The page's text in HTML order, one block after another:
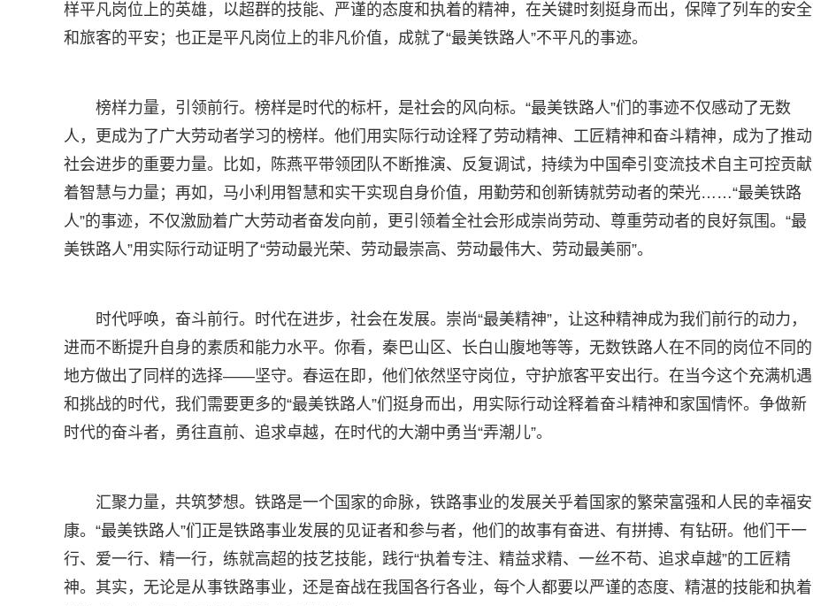
样平凡岗位上的英雄，以超群的技能、严谨的态度和执着的精神，在关键时刻挺身而出，保障了列车的安全
和旅客的平安；也正是平凡岗位上的非凡价值，成就了“最美铁路人”不平凡的事迹。
榜样力量，引领前行。榜样是时代的标杆，是社会的风向标。“最美铁路人”们的事迹不仅感动了无数
人，更成为了广大劳动者学习的榜样。他们用实际行动诠释了劳动精神、工匠精神和奋斗精神，成为了推动
社会进步的重要力量。比如，陈燕平带领团队不断推演、反复调试，持续为中国牵引变流技术自主可控贡献
着智慧与力量；再如，马小利用智慧和实干实现自身价值，用勤劳和创新铸就劳动者的荣光……“最美铁路
人”的事迹，不仅激励着广大劳动者奋发向前，更引领着全社会形成崇尚劳动、尊重劳动者的良好氛围。“最
美铁路人”用实际行动证明了“劳动最光荣、劳动最崇高、劳动最伟大、劳动最美丽”。
时代呼唤，奋斗前行。时代在进步，社会在发展。崇尚“最美精神”，让这种精神成为我们前行的动力，
进而不断提升自身的素质和能力水平。你看，秦巴山区、长白山腹地等等，无数铁路人在不同的岗位不同的
地方做出了同样的选择——坚守。春运在即，他们依然坚守岗位，守护旅客平安出行。在当今这个充满机遇
和挑战的时代，我们需要更多的“最美铁路人”们挺身而出，用实际行动诠释着奋斗精神和家国情怀。争做新
时代的奋斗者，勇往直前、追求卓越，在时代的大潮中勇当“弄潮儿”。
汇聚力量，共筑梦想。铁路是一个国家的命脉，铁路事业的发展关乎着国家的繁荣富强和人民的幸福安
康。“最美铁路人”们正是铁路事业发展的见证者和参与者，他们的故事有奋进、有拼搏、有钻研。他们干一
行、爱一行、精一行，练就高超的技艺技能，践行“执着专注、精益求精、一丝不苟、追求卓越”的工匠精
神。其实，无论是从事铁路事业，还是奋战在我国各行各业，每个人都要以严谨的态度、精湛的技能和执着